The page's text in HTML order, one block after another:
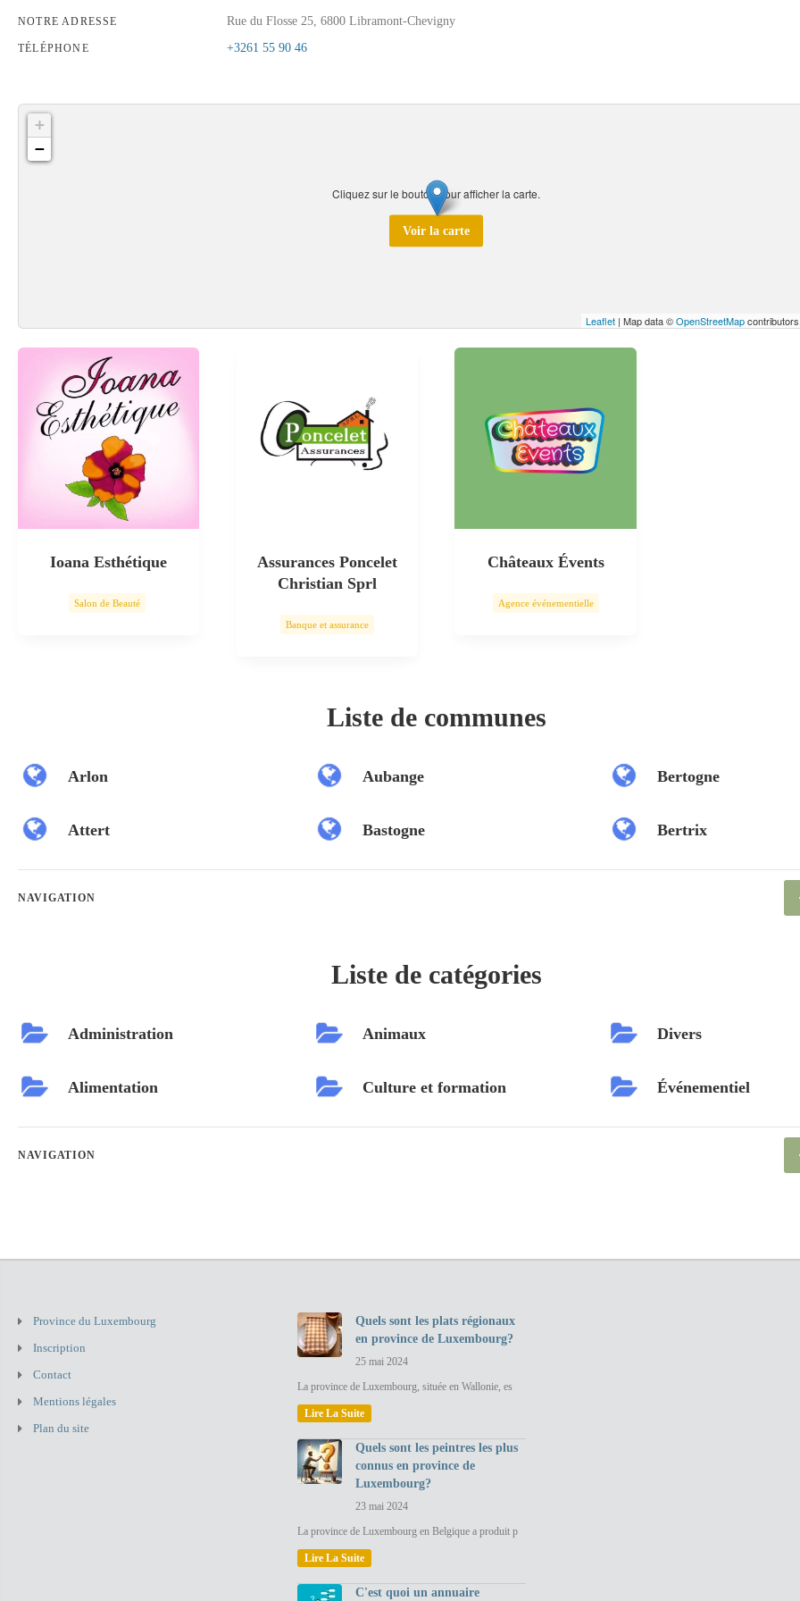
NOTRE ADRESSE Rue du Flosse 25, 6800 Libramont-Chevigny
TÉLÉPHONE +3261 55 90 46
Cliquez sur le bouton pour afficher la carte.
Voir la carte
+
−
Leaflet| Map data ©OpenStreetMapcontributors,
Ioana Esthétique
Salon de Beauté
Assurances Poncelet
Christian Sprl
Banque et assurance
Châteaux Évents
Agence événementielle
Liste de communes
Arlon
Attert
Aubange
Bastogne
Bertogne
Bertrix
NAVIGATION
Liste de catégories
Administration
Alimentation
Animaux
Culture et formation
Divers
Événementiel
NAVIGATION
Province du Luxembourg
Inscription
Contact
Mentions légales
Plan du site
Quels sont les plats régionaux
en province de Luxembourg?
25 mai 2024
La province de Luxembourg, située en Wallonie, es
Lire La Suite
Quels sont les peintres les plus
connus en province de
Luxembourg?
23 mai 2024
La province de Luxembourg en Belgique a produit p
Lire La Suite
C'est quoi un annuaire